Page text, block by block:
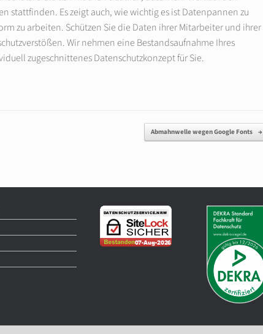
stattfinden. Es zeigt auch, wie wichtig es ist Datenpannen zu
zu arbeiten. Schützen Sie die Daten ihrer Mitarbeiter und ihrer
Wir nehmen eine Bestandsaufnahme Ihres
zugeschnittenes Datenschutzkonzept für Sie.
Abmahnwelle wegen Google Fonts →